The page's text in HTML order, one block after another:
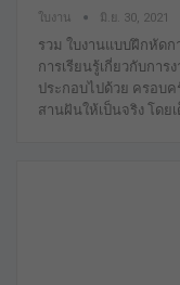
ใบงาน มิ.ย. 30, 2021
รวม ใบงานแบบฝึกหัดก
การเรียนรู้เกี่ยวกับการ
ประกอบไปด้วย ครอบ
สานฝันให้เป็นจริง โด